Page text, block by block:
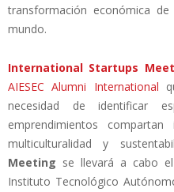
transformación económica
mundo.
International Startups
AIESEC Alumni International
necesidad de identificar
emprendimientos
multiculturalidad y
Meeting se llevará a cabo
Instituto Tecnológico